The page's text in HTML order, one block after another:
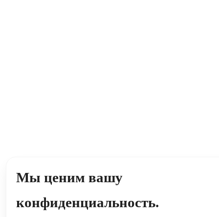
Мы ценим вашу
конфиденциальность.